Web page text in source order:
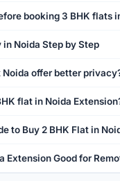
booking 3 BHK flats
Noida Step by Step
Noida offer better
flat in Noida
to Buy 2 BHK Flat in
Extension Good for